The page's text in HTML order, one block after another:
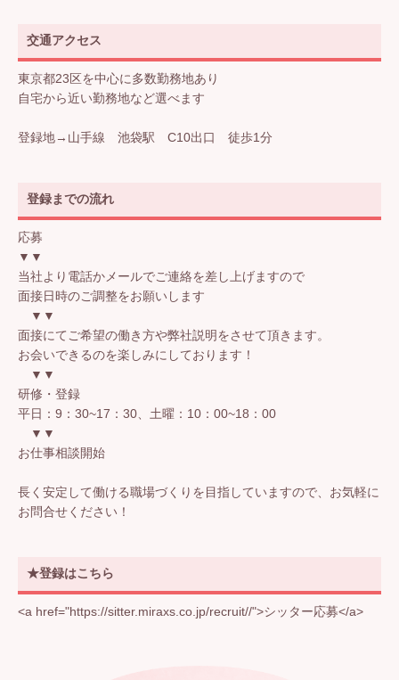
交通アクセス
東京都23区を中心に多数勤務地あり
自宅から近い勤務地など選べます
登録地→山手線 池袋駅 C10出口 徒歩1分
登録までの流れ
応募
▼▼
当社より電話かメールでご連絡を差し上げますので
面接日時のご調整をお願いします
▼▼
面接にてご希望の働き方や弊社説明をさせて頂きます。
お会いできるのを楽しみにしております！
▼▼
研修・登録
平日：9：30~17：30、土曜：10：00~18：00
▼▼
お仕事相談開始
長く安定して働ける職場づくりを目指していますので、お気軽に
お問合せください！
★登録はこちら
<a href="https://sitter.miraxs.co.jp/recruit//">シッター応募</a>